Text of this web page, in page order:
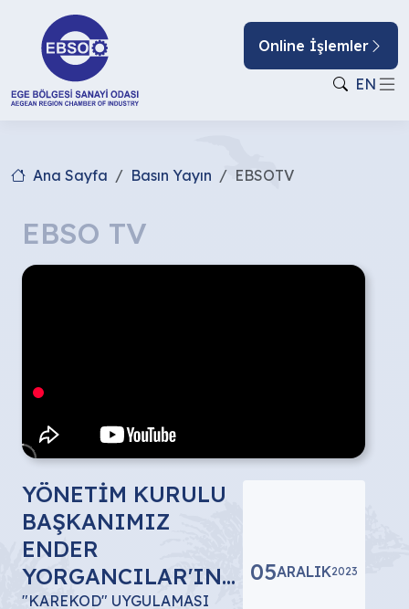
Online İşlemler
EN
Ana Sayfa Basın Yayın EBSOTV
EBSO TV
YÖNETİM KURULU
BAŞKANIMIZ
ENDER
YORGANCILAR'IN
"KAREKOD"
"KAREKOD" UYGULAMASI
05ARALIK2023